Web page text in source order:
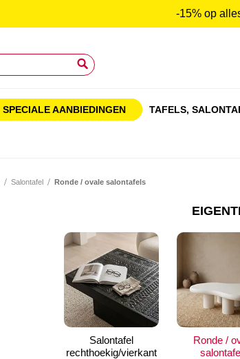
-15% op
Search
SPECIALE AANBIEDINGEN TAFELS,
Salontafel Ronde / ovale salontafels
Salontafel
rechthoekig/vierkant
Ronde /